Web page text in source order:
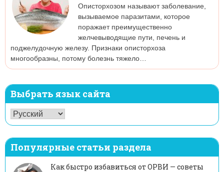
Описторхозом называют заболевание,
вызываемое паразитами, которое
поражает преимущественно
желчевыводящие пути, печень и
поджелудочную железу. Признаки описторхоза
многообразны, потому болезнь тяжело…
Выбрать язык сайта
Популярные статьи раздела
Как быстро избавиться от ОРВИ — советы